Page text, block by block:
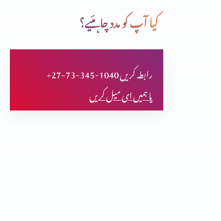
کرسمس اسپیشل
مورس بکیلے فرعون کی ممی پر تحقیق کر کے مسلمان ہوگا
کیا آپ کو مدد چاہئیے؟
+27-73-345-1040 رابطہ کریں
یا ہمیں ای میل کریں